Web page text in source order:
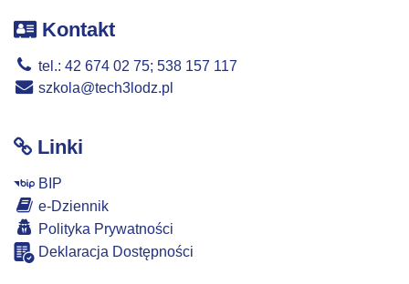
Kontakt
tel.: 42 674 02 75; 538 157 117
szkola@tech3lodz.pl
Linki
BIP
e-Dziennik
Polityka Prywatności
Deklaracja Dostępności